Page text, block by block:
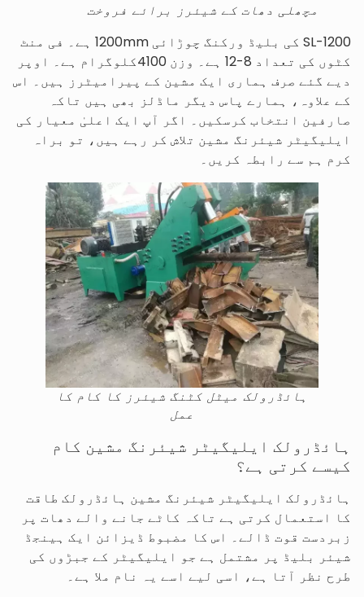
مچھلی دھات کے شیئرز برائے فروخت
SL-1200 کی بلیڈ ورکنگ چوڑائی 1200mm ہے۔ فی منٹ
کٹوں کی تعداد 8-12 ہے۔ وزن 4100کلوگرام ہے۔ اوپر
دیے گئے صرف ہماری ایک مشین کے پیرامیٹرز ہیں۔ اس
کے علاوہ، ہمارے پاس دیگر ماڈلز بھی ہیں تاکہ
صارفین انتخاب کرسکیں۔ اگر آپ ایک اعلیٰ معیار کی
ایلیگیٹر شیئرنگ مشین تلاش کر رہے ہیں، تو براہ
کرم ہم سے رابطہ کریں۔
ہائڈرولک میٹل کٹنگ شیئرز کا کام کا
عمل
ہائڈرولک ایلیگیٹر شیئرنگ مشین کام
کیسے کرتی ہے؟
ہائڈرولک ایلیگیٹر شیئرنگ مشین ہائڈرولک طاقت
کا استعمال کرتی ہے تاکہ کاٹے جانے والے دھات پر
زبردست قوت ڈالے۔ اس کا مضبوط ڈیزائن ایک ہینجڈ
شیئر بلیڈ پر مشتمل ہے جو ایلیگیٹر کے جبڑوں کی
طرح نظر آتا ہے، اسی لیے اسے یہ نام ملا ہے۔